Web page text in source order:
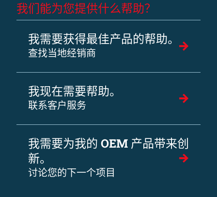
我们能为您提供什么帮助？
我需要获得最佳产品的帮助。
查找当地经销商
我现在需要帮助。
联系客户服务
我需要为我的 OEM 产品带来创
新。
讨论您的下一个项目